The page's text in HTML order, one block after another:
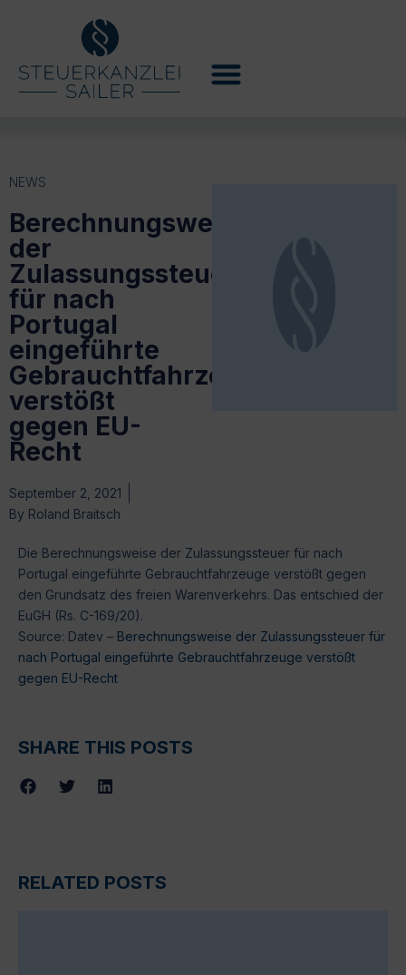
NEWS
Berechnungsweise
der
Zulassungssteuer
für nach
Portugal
eingeführte
Gebrauchtfahrzeuge
verstößt
gegen EU-
Recht
September 2, 2021
By Roland Braitsch
Die Berechnungsweise der Zulassungssteuer für nach
Portugal eingeführte Gebrauchtfahrzeuge verstößt gegen
den Grundsatz des freien Warenverkehrs. Das entschied der
EuGH (Rs. C-169/20).
Source: Datev – Berechnungsweise der Zulassungssteuer für
nach Portugal eingeführte Gebrauchtfahrzeuge verstößt
gegen EU-Recht
SHARE THIS POSTS
RELATED POSTS